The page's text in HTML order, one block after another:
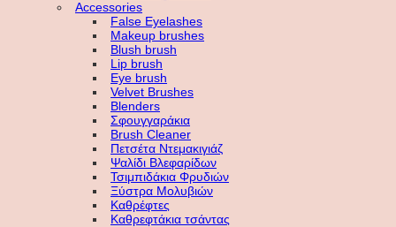
Accessories
False Eyelashes
Makeup brushes
Blush brush
Lip brush
Eye brush
Velvet Brushes
Blenders
Σφουγγαράκια
Brush Cleaner
Πετσέτα Ντεμακιγιάζ
Ψαλίδι Βλεφαρίδων
Τσιμπιδάκια Φρυδιών
Ξύστρα Μολυβιών
Καθρέφτες
Καθρεφτάκια τσάντας